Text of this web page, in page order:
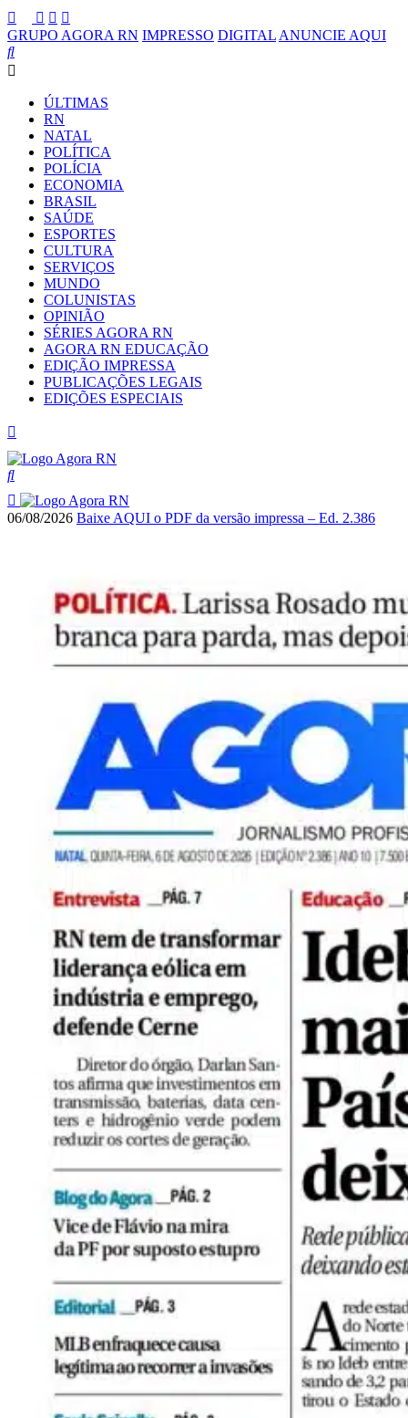
GRUPO AGORA RN IMPRESSO DIGITAL ANUNCIE AQUI
ÚLTIMAS
RN
NATAL
POLÍTICA
POLÍCIA
ECONOMIA
BRASIL
SAÚDE
ESPORTES
CULTURA
SERVIÇOS
MUNDO
COLUNISTAS
OPINIÃO
SÉRIES AGORA RN
AGORA RN EDUCAÇÃO
EDIÇÃO IMPRESSA
PUBLICAÇÕES LEGAIS
EDIÇÕES ESPECIAIS
06/08/2026 Baixe AQUI o PDF da versão impressa – Ed. 2.386